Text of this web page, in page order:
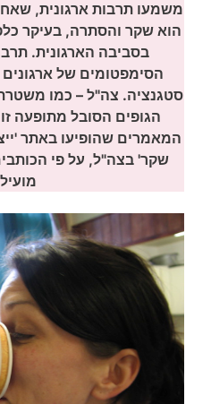
משמעו תרבות ארגונית,
הוא שקר והסתרה, בעיקר
בסביבה הארגונית.
הסימפטומים של
סטגנציה. צה"ל – כמו
הגופים הסובל מתופעה
המאמרים שהופיעו באתר
שקר' בצה"ל, על פי